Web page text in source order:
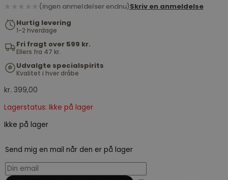
★★★★★ (ingen anmeldelser endnu)Skriv en anmeldelse
Hurtig levering
1-2 hverdage
Fri fragt over 599 kr.
Ellers fra 47 kr.
Udvalgte specialspirits
Kvalitet i hver dråbe
kr. 399,00
Lagerstatus: Ikke på lager
Ikke på lager
Send mig en mail når den er på lager